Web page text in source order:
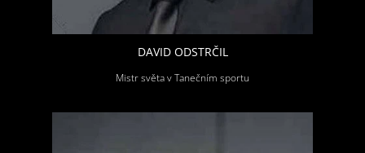
DAVID ODSTRČIL
Mistr světa v Tanečním sportu